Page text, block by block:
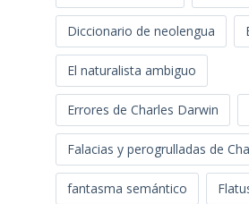
Diccionario de neolengua
El naturalista ambiguo
Errores de Charles Darwin
Falacias y perogrulladas de
fantasma semántico